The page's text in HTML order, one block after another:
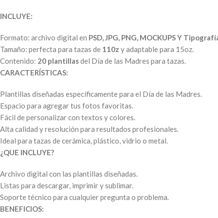
INCLUYE:
Formato: archivo digital en PSD, JPG, PNG, MOCKUPS Y
Tamaño: perfecta para tazas de 110z y adaptable para 15oz.
Contenido: 20 plantillasdel Día de las Madres para tazas.
CARACTERÍSTICAS:
Plantillas diseñadas específicamente para el Día de las Madres.
Espacio para agregar tus fotos favoritas.
Fácil de personalizar con textos y colores.
Alta calidad y resolución para resultados profesionales.
Ideal para tazas de cerámica, plástico, vidrio o metal.
¿QUE INCLUYE?
Archivo digital con las plantillas diseñadas.
Listas para descargar, imprimir y sublimar.
Soporte técnico para cualquier pregunta o problema.
BENEFICIOS: